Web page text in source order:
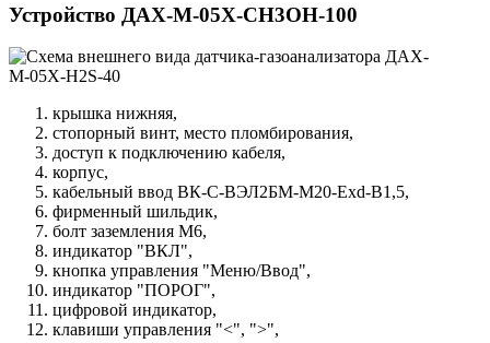
Устройство ДАХ-М-05Х-CH3OH-100
крышка нижняя,
стопорный винт, место пломбирования,
доступ к подключению кабеля,
корпус,
кабельный ввод ВК-С-ВЭЛ2БМ-М20-Exd-В1,5,
фирменный шильдик,
болт заземления М6,
индикатор "ВКЛ",
кнопка управления "Меню/Ввод",
индикатор "ПОРОГ",
цифровой индикатор,
клавиши управления "<", ">",